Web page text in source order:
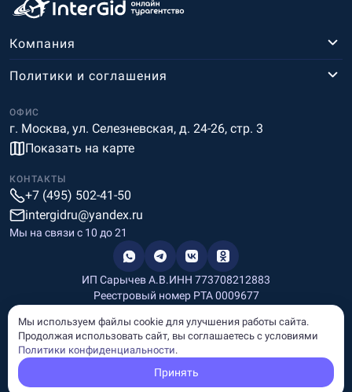
Компания
ОФИС
г. Москва, ул. Селезневская, д. 24-26, стр. 3
Показать на карте
Политики и соглашения
КОНТАКТЫ
+7 (495) 502-41-50
intergidru@yandex.ru
Мы на связи c 10 до 21
ИП Сарычев А.В.ИНН 773708212883
Реестровый номер РТА 0009677
Информация, размещённая на сайте, носит информационный
характер и не является рекламой и публичной офертой.
Мы используем файлы cookie для улучшения работы сайта.
Продолжая использовать сайт, вы соглашаетесь с условиями
Политики конфиденциальности.
Принять